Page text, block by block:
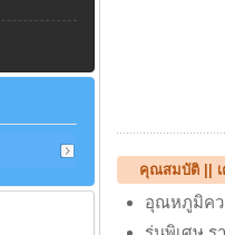
คุณสมบัติ ||
อุณหภูมิคว